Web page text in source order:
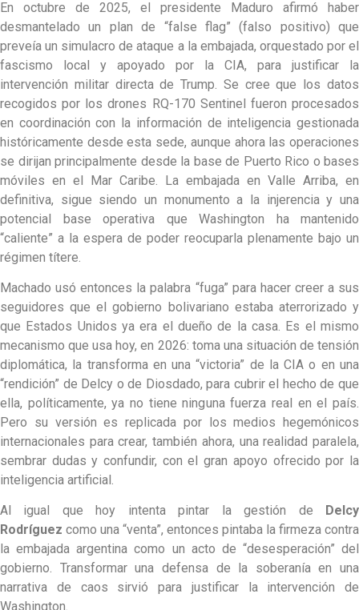
En octubre de 2025, el presidente Maduro afirmó haber
desmantelado un plan de “false flag” (falso positivo) que
preveía un simulacro de ataque a la embajada, orquestado por el
fascismo local y apoyado por la CIA, para justificar la
intervención militar directa de Trump. Se cree que los datos
recogidos por los drones RQ-170 Sentinel fueron procesados
en coordinación con la información de inteligencia gestionada
históricamente desde esta sede, aunque ahora las operaciones
se dirijan principalmente desde la base de Puerto Rico o bases
móviles en el Mar Caribe. La embajada en Valle Arriba, en
definitiva, sigue siendo un monumento a la injerencia y una
potencial base operativa que Washington ha mantenido
“caliente” a la espera de poder reocuparla plenamente bajo un
régimen títere.
Machado usó entonces la palabra “fuga” para hacer creer a sus
seguidores que el gobierno bolivariano estaba aterrorizado y
que Estados Unidos ya era el dueño de la casa. Es el mismo
mecanismo que usa hoy, en 2026: toma una situación de tensión
diplomática, la transforma en una “victoria” de la CIA o en una
“rendición” de Delcy o de Diosdado, para cubrir el hecho de que
ella, políticamente, ya no tiene ninguna fuerza real en el país.
Pero su versión es replicada por los medios hegemónicos
internacionales para crear, también ahora, una realidad paralela,
sembrar dudas y confundir, con el gran apoyo ofrecido por la
inteligencia artificial.
Al igual que hoy intenta pintar la gestión de
Delcy
Rodríguez como una “venta”, entonces pintaba la firmeza contra
la embajada argentina como un acto de “desesperación” del
gobierno. Transformar una defensa de la soberanía en una
narrativa de caos sirvió para justificar la intervención de
Washington.